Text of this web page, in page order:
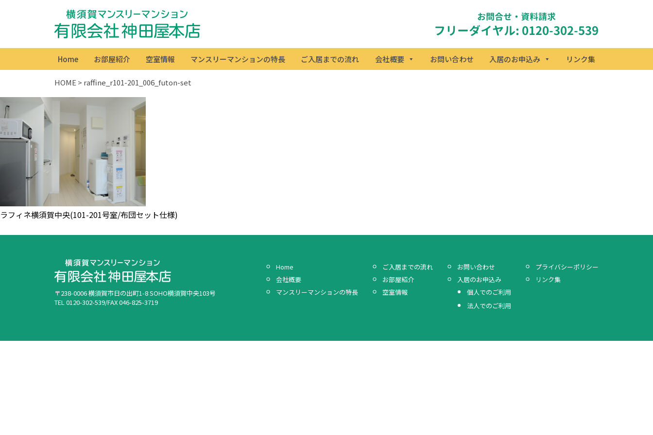
お問合せ・資料請求
フリーダイヤル: 0120-302-539
Home お部屋紹介 空室情報 マンスリーマンションの特長 ご入居までの流れ 会社概要 お問い合わせ 入居のお申込み リンク集
HOME > raffine_r101-201_006_futon-set
ラフィネ横須賀中央(101-201号室/布団セット仕様)
〒238-0006 横須賀市日の出町1-8 SOHO横須賀中央103号
TEL 0120-302-539/FAX 046-825-3719
Home
会社概要
マンスリーマンションの特長
ご入居までの流れ
お部屋紹介
空室情報
お問い合わせ
入居のお申込み
個人でのご利用
法人でのご利用
プライバシーポリシー
リンク集